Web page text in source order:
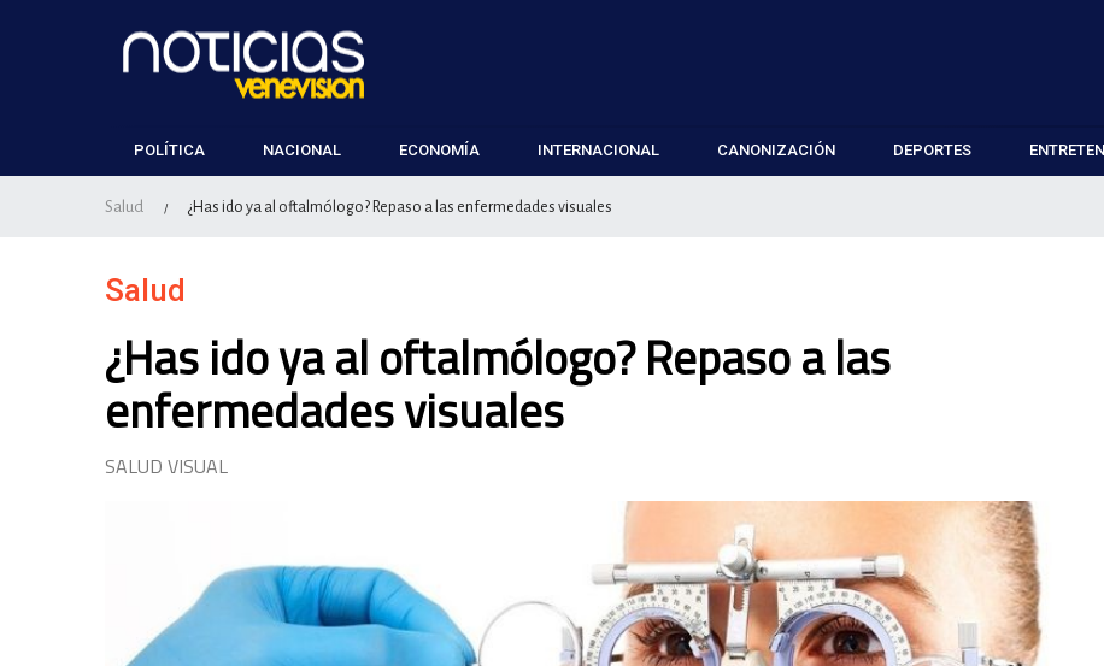
POLÍTICA NACIONAL ECONOMÍA INTERNACIONAL CANONIZACIÓN DEPORTES
Salud / ¿Has ido ya al oftalmólogo? Repaso a las enfermedades visuales
Salud
¿Has ido ya al oftalmólogo? Repaso a las
enfermedades visuales
SALUD VISUAL